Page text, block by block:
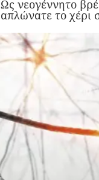
Ως νεογέννητο
απλώνατε το χέρι